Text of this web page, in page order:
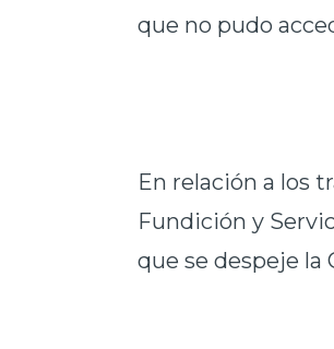
que no pudo
En relación a los
Fundición y
que se despeje la